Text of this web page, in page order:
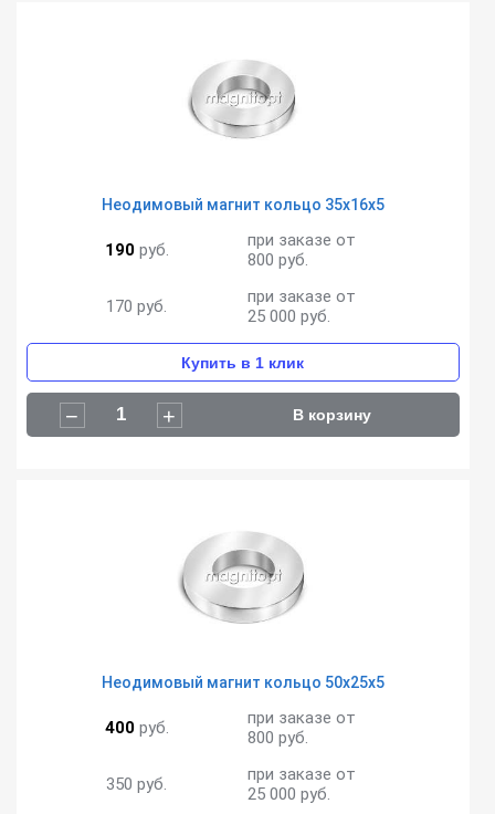
Неодимовый магнит кольцо 35х16х5
190руб.
при заказе от
800 руб.
170 руб.
при заказе от
25 000 руб.
Неодимовый магнит кольцо 50х25х5
400руб.
при заказе от
800 руб.
350 руб.
при заказе от
25 000 руб.